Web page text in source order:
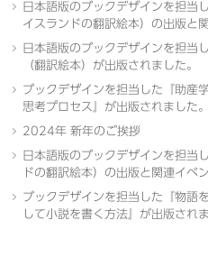
日本語版のブックデザインを担当
イスランドの翻訳絵本）の出版と
日本語版のブックデザインを担当
（翻訳絵本）が出版されました。
ブックデザインを担当した『助産
思考プロセス』が出版されました。
2024年 新年のご挨拶
日本語版のブックデザインを担当
ドの翻訳絵本）の出版と関連イベ
ブックデザインを担当した『物語
して小説を書く方法』が出版されま